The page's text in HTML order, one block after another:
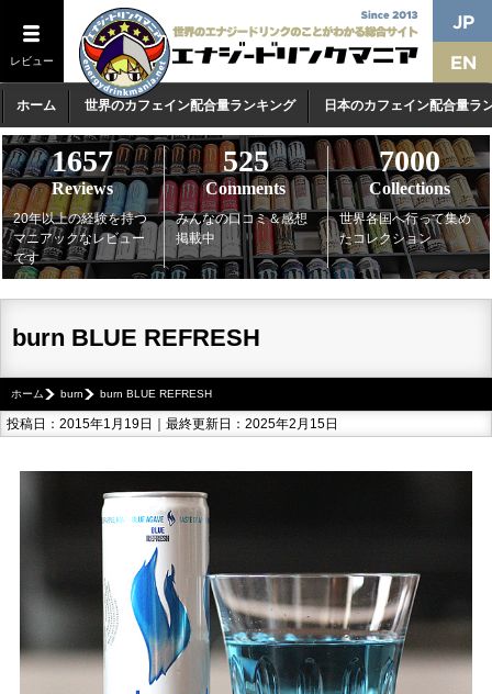
レビュー
ホーム 世界のカフェイン配合量ランキング 日本のカフェイン配合量ラ
1657
Reviews
20年以上の経験を持つ
マニアックなレビュー
です
525
Comments
みんなの口コミ＆感想
掲載中
7000
Collections
世界各国へ行って集め
たコレクション
burn BLUE REFRESH
ホーム burn burn BLUE REFRESH
投稿日：2015年1月19日｜最終更新日：2025年2月15日